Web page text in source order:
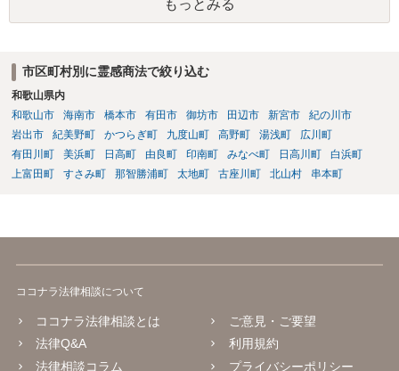
して容易に返金に応じない、微々たる金額しか返金に応じないといっ
た場合には、返金交渉について、直接資料を持ち寄り弁護士にご相談
もっとみる
市区町村別に霊感商法で絞り込む
和歌山県内
和歌山市
海南市 橋本市 有田市 御坊市 田辺市 新宮市
紀の川市
岩出市
紀美野町 かつらぎ町 九度山町 高野町 湯浅町
広川町
有田川町
美浜町 日高町 由良町 印南町 みなべ町 日高川町
白浜町
上富田町
すさみ町 那智勝浦町 太地町 古座川町 北山村 串本町
ココナラ法律相談について
ココナラ法律相談とは
法律Q&A
法律相談コラム
ご意見・ご要望
利用規約
プライバシーポリシー